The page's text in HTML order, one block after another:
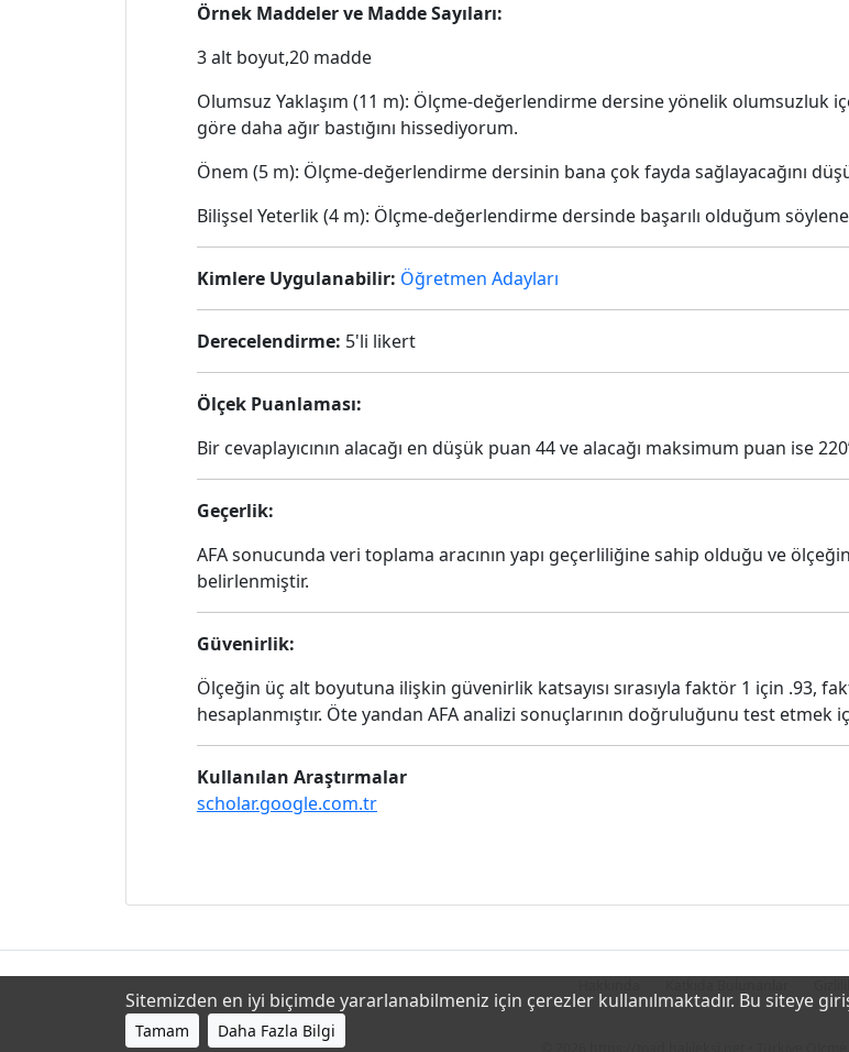
Örnek Maddeler ve Madde Sayıları:
3 alt boyut,20 madde
Olumsuz Yaklaşım (11 m): Ölçme-değerlendirme dersine yönelik olumsuzluk
göre daha ağır bastığını hissediyorum.
Önem (5 m): Ölçme-değerlendirme dersinin bana çok fayda sağlayacağını
Bilişsel Yeterlik (4 m): Ölçme-değerlendirme dersinde başarılı olduğum
Kimlere Uygulanabilir: Öğretmen Adayları
Derecelendirme: 5'li likert
Ölçek Puanlaması:
Bir cevaplayıcının alacağı en düşük puan 44 ve alacağı maksimum puan ise
Geçerlik:
AFA sonucunda veri toplama aracının yapı geçerliliğine sahip olduğu ve
belirlenmiştir.
Güvenirlik:
Ölçeğin üç alt boyutuna ilişkin güvenirlik katsayısı sırasıyla faktör 1 için .93,
hesaplanmıştır. Öte yandan AFA analizi sonuçlarının doğruluğunu test etmek
Kullanılan Araştırmalar
scholar.google.com.tr
Sitemizden en iyi biçimde yararlanabilmeniz için çerezler kullanılmaktadır. Bu siteye
Tamam Daha Fazla Bilgi